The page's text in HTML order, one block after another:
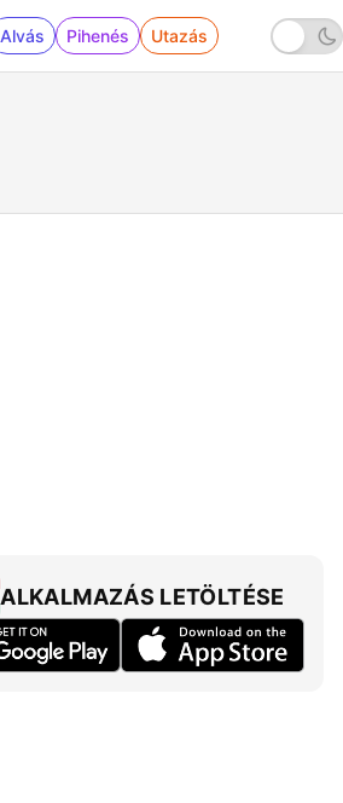
Alvás Pihenés Utazás
ALKALMAZÁS LETÖLTÉSE